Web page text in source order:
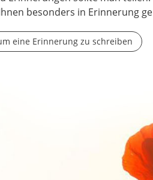
besonders in Erinnerung
eine Erinnerung zu schreiben